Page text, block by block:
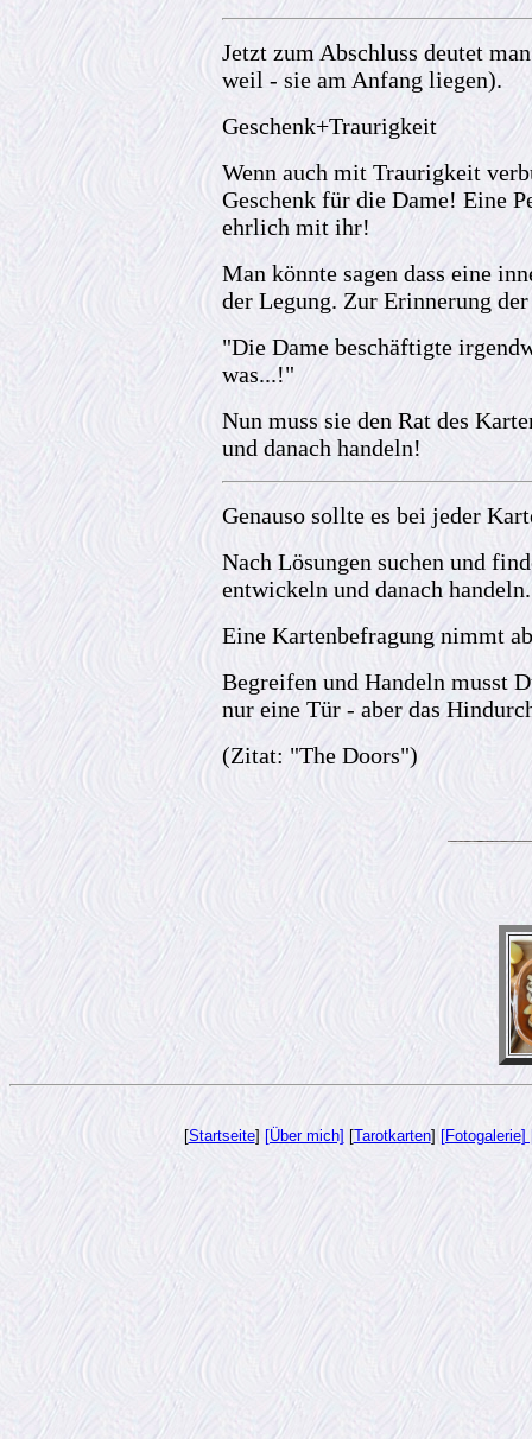
Jetzt zum Abschluss deutet
weil - sie am Anfang liegen).
Geschenk+Traurigkeit
Wenn auch mit Traurigkeit
Geschenk für die Dame! Eine
ehrlich mit ihr!
Man könnte sagen dass eine
der Legung. Zur Erinnerung
"Die Dame beschäftigte
was...!"
Nun muss sie den Rat des
und danach handeln!
Genauso sollte es bei jeder
Nach Lösungen suchen und
entwickeln und danach handeln.
Eine Kartenbefragung nimmt
Begreifen und Handeln musst
nur eine Tür - aber das
(Zitat: "The Doors")
[Startseite] [Über mich] [Tarotkarten] [Fotogalerie]